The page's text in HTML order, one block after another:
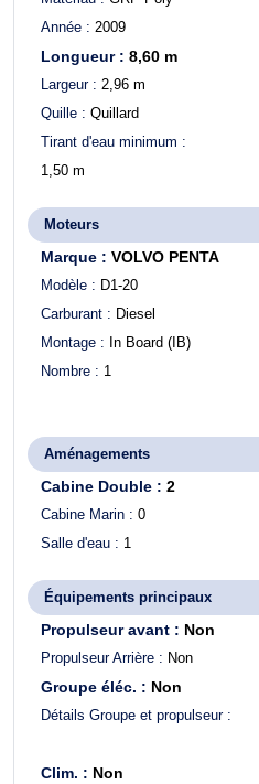
Année : 2009
Longueur : 8,60 m
Largeur : 2,96 m
Quille : Quillard
Tirant d'eau minimum :
1,50 m
Moteurs
Marque : VOLVO PENTA
Modèle : D1-20
Carburant : Diesel
Montage : In Board (IB)
Nombre : 1
Aménagements
Cabine Double : 2
Cabine Marin : 0
Salle d'eau : 1
Équipements principaux
Propulseur avant : Non
Propulseur Arrière : Non
Groupe éléc. : Non
Détails Groupe et propulseur :
Clim. : Non